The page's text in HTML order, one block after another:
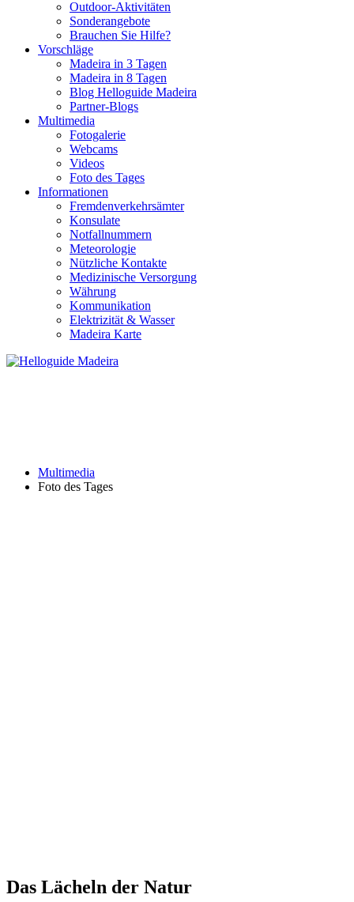
Outdoor-Aktivitäten
Sonderangebote
Brauchen Sie Hilfe?
Vorschläge
Madeira in 3 Tagen
Madeira in 8 Tagen
Blog Helloguide Madeira
Partner-Blogs
Multimedia
Fotogalerie
Webcams
Videos
Foto des Tages
Informationen
Fremdenverkehrsämter
Konsulate
Notfallnummern
Meteorologie
Nützliche Kontakte
Medizinische Versorgung
Währung
Kommunikation
Elektrizität & Wasser
Madeira Karte
Multimedia
Foto des Tages
Das Lächeln der Natur